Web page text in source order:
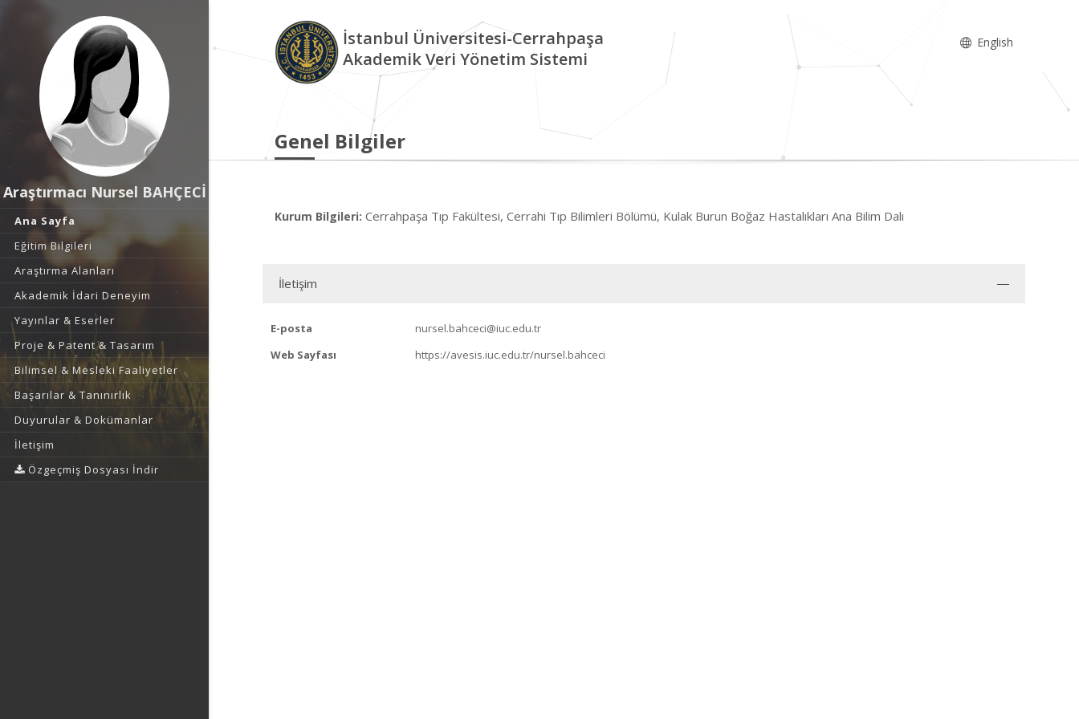
Araştırmacı Nursel BAHÇECİ
Ana Sayfa
Eğitim Bilgileri
Araştırma Alanları
Akademik İdari Deneyim
Yayınlar & Eserler
Proje & Patent & Tasarım
Bilimsel & Mesleki Faaliyetler
Başarılar & Tanınırlık
Duyurular & Dokümanlar
İletişim
Özgeçmiş Dosyası İndir
İstanbul Üniversitesi-Cerrahpaşa
Akademik Veri Yönetim Sistemi
English
Genel Bilgiler
Kurum Bilgileri: Cerrahpaşa Tıp Fakültesi, Cerrahi Tıp Bilimleri Bölümü, Kulak Burun Boğaz Hastalıkları Ana Bilim Dalı
İletişim
E-posta
nursel.bahceci@iuc.edu.tr
Web Sayfası
https://avesis.iuc.edu.tr/nursel.bahceci